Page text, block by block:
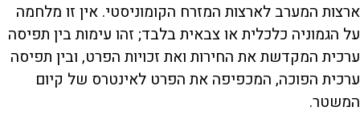
ארצות המערב לארצות המזרח הקומוניסטי. אין זו מלחמה
על הגמוניה כלכלית או צבאית בלבד; זהו עימות בין תפיסה
ערכית המקדשת את החירות ואת זכויות הפרט, ובין תפיסה
ערכית הפוכה, המכפיפה את הפרט לאינטרס של קיום
המשטר.